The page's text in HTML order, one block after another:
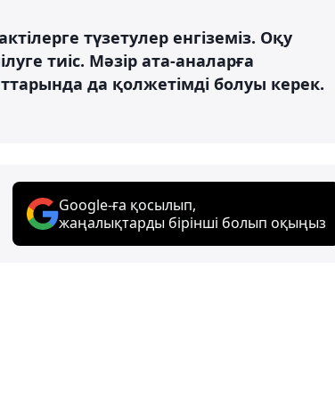
түзетулер енгіземіз. Оқу
тиіс. Мәзір ата-аналарға
да қолжетімді болуы керек.
Google-ға қосылып,
жаңалықтарды бірінші болып оқыңыз